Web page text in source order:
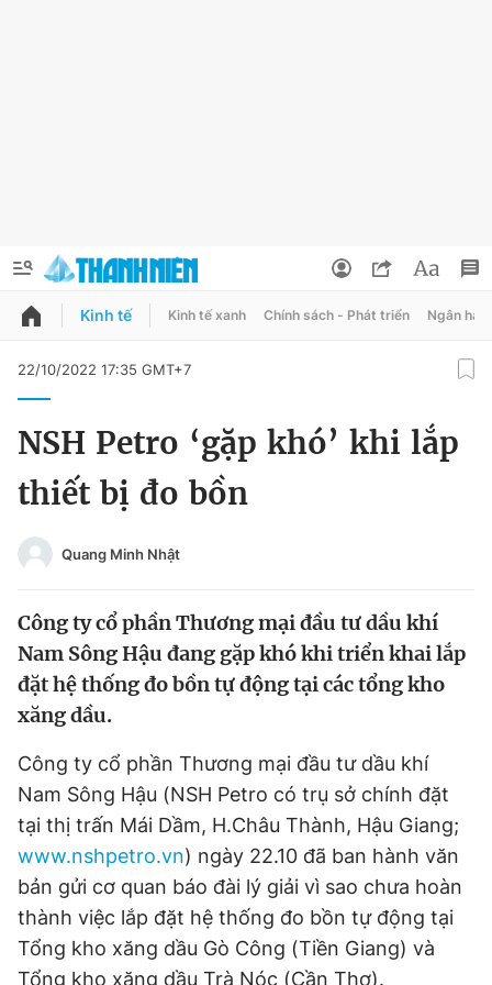
QUẢNG CÁO
Chào ngày mới
Tin thị trường Tin 360
Video Magazine
Sản phẩm khác
Tiện ích Bạn cần biết
Thông tin tòa soạn Liên hệ quảng cáo
Đổi mật khẩu
Tin đã lưu
Kinh tế Kinh tế xanh Chính sách - Phát triển Ngân
22/10/2022 17:35 GMT+7
NSH Petro ‘gặp khó’ khi lắp
thiết bị đo bồn
Quang Minh Nhật
Công ty cổ phần Thương mại đầu tư dầu khí
Nam Sông Hậu đang gặp khó khi triển khai lắp
đặt hệ thống đo bồn tự động tại các tổng kho
xăng dầu.
Công ty cổ phần Thương mại đầu tư dầu khí
Nam Sông Hậu (NSH Petro có trụ sở chính đặt
tại thị trấn Mái Dầm, H.Châu Thành, Hậu Giang;
www.nshpetro.vn) ngày 22.10 đã ban hành văn
bản gửi cơ quan báo đài lý giải vì sao chưa hoàn
thành việc lắp đặt hệ thống đo bồn tự động tại
Tổng kho xăng dầu Gò Công (Tiền Giang) và
Tổng kho xăng dầu Trà Nóc (Cần Thơ).